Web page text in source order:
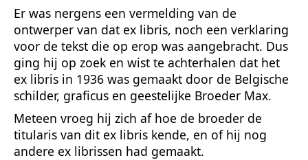
Er was nergens een vermelding van de
ontwerper van dat ex libris, noch een verklaring
voor de tekst die op erop was aangebracht. Dus
ging hij op zoek en wist te achterhalen dat het
ex libris in 1936 was gemaakt door de Belgische
schilder, graficus en geestelijke Broeder Max.
Meteen vroeg hij zich af hoe de broeder de
titularis van dit ex libris kende, en of hij nog
andere ex librissen had gemaakt.